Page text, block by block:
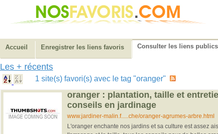
Accueil Enregistrer les liens favoris Consulter les liens publics
Les + récents
1 site(s) favori(s) avec le tag "oranger"
oranger : plantation, taille et
conseils en jardinage
www.jardiner-malin.f.....che/oranger-agrumes-arbre.html
L'oranger enchante nos jardins et sa culture est assez